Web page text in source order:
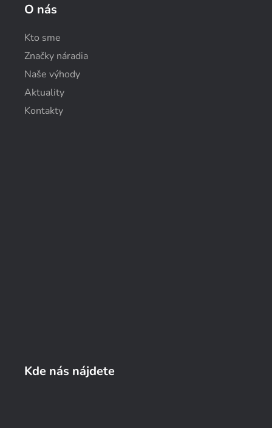
O nás
Kto sme
Značky náradia
Naše výhody
Aktuality
Kontakty
Kde nás nájdete